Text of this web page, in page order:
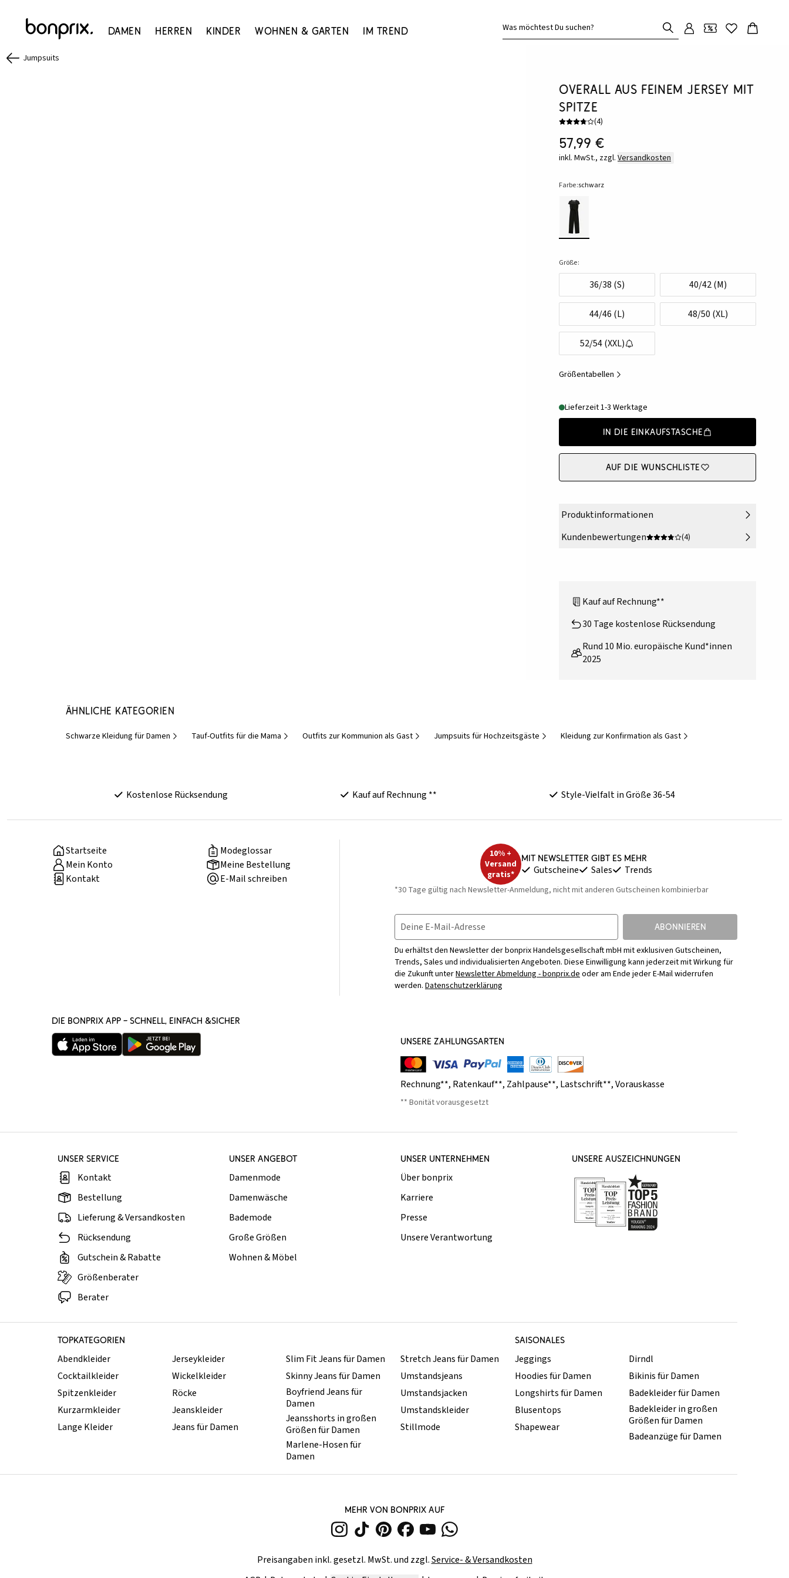
Damen Herren Kinder Wohnen & Garten Im Trend Was möchtest Du suchen?
Jumpsuits
Overall aus feinem Jersey mit
Spitze
(4)
57,99 €
inkl. MwSt., zzgl. Versandkosten
Farbe:schwarz
Größe:
36/38 (S) 40/42 (M)
44/46 (L) 48/50 (XL)
52/54 (XXL)
Größentabellen
Lieferzeit 1-3 Werktage
In die Einkaufstasche
Auf die Wunschliste
Produktinformationen
Kundenbewertungen
(4)
Kauf auf Rechnung**
30 Tage kostenlose Rücksendung
Rund 10 Mio. europäische Kund*innen
2025
Ähnliche Kategorien
Schwarze Kleidung für Damen Tauf-Outfits für die Mama Outfits zur Kommunion als Gast Jumpsuits für Hochzeitsgäste Kleidung zur Konfirmation als Gast
Kostenlose Rücksendung Kauf auf Rechnung ** Style-Vielfalt in Größe 36-54
Startseite
Modeglossar
Mein Konto
Meine Bestellung
Kontakt
E-Mail schreiben
10% +
Versand
gratis*
Mit Newsletter gibt es mehr
Gutscheine Sales Trends
*30 Tage gültig nach Newsletter-Anmeldung, nicht mit anderen Gutscheinen kombinierbar
Deine E-Mail-Adresse ABONNIEREN
Du erhältst den Newsletter der bonprix Handelsgesellschaft mbH mit exklusiven Gutscheinen,
Trends, Sales und individualisierten Angeboten. Diese Einwilligung kann jederzeit mit Wirkung für
die Zukunft unterNewsletter Abmeldung - bonprix.deoder am Ende jeder E-Mail widerrufen
werden. Datenschutzerklärung
DIE BONPRIX APP – SCHNELL, EINFACH &SICHER
UNSERE ZAHLUNGSARTEN
Rechnung**, Ratenkauf**, Zahlpause**, Lastschrift**,Vorauskasse
** Bonität vorausgesetzt
UNSER SERVICE
Kontakt
Bestellung
Lieferung & Versandkosten
Rücksendung
Gutschein & Rabatte
Größenberater
Berater
UNSER ANGEBOT
Damenmode
Damenwäsche
Bademode
Große Größen
Wohnen & Möbel
UNSER UNTERNEHMEN
Über bonprix
Karriere
Presse
Unsere Verantwortung
UNSERE AUSZEICHNUNGEN
TOPKATEGORIEN SAISONALES
Abendkleider
Cocktailkleider
Spitzenkleider
Kurzarmkleider
Lange Kleider
Jerseykleider
Wickelkleider
Röcke
Jeanskleider
Jeans für Damen
Slim Fit Jeans für Damen
Skinny Jeans für Damen
Boyfriend Jeans für
Damen
Jeansshorts in großen
Größen für Damen
Marlene-Hosen für
Damen
Stretch Jeans für Damen
Umstandsjeans
Umstandsjacken
Umstandskleider
Stillmode
Jeggings
Hoodies für Damen
Longshirts für Damen
Blusentops
Shapewear
Dirndl
Bikinis für Damen
Badekleider für Damen
Badekleider in großen
Größen für Damen
Badeanzüge für Damen
MEHR VON BONPRIX AUF
Preisangaben inkl. gesetzl. MwSt. und zzgl.Service- & Versandkosten